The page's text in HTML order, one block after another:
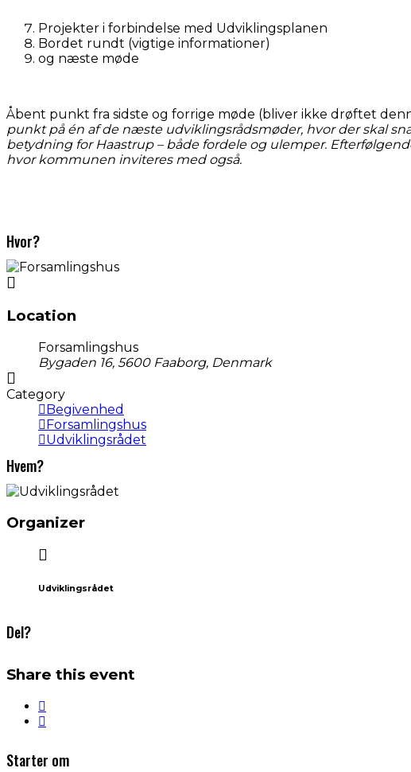
Projekter i forbindelse med Udviklingsplanen
Bordet rundt (vigtige informationer)
og næste møde
Åbent punkt fra sidste og forrige møde (bliver ikke drøftet
punkt på én af de næste udviklingsrådsmøder, hvor der skal
betydning for Haastrup – både fordele og ulemper.
hvor kommunen inviteres med også.
Hvor?
Location
Forsamlingshus
Bygaden 16, 5600 Faaborg, Denmark
Category
Begivenhed
Forsamlingshus
Udviklingsrådet
Hvem?
Organizer
Udviklingsrådet
Del?
Share this event
Starter om